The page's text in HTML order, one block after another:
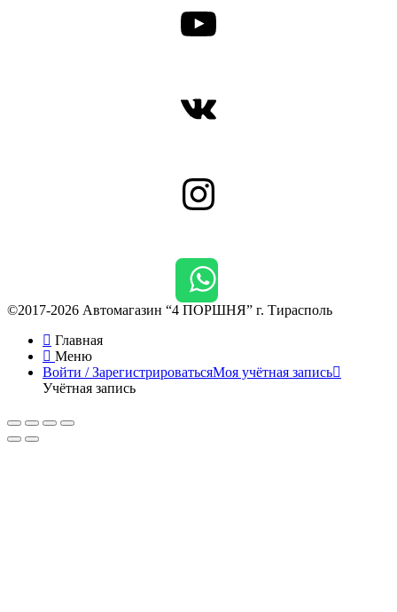
YouTube
ВКонтакте
Instagram
©2017-2026 Автомагазин “4 ПОРШНЯ” г. Тирасполь
Главная
Меню
Войти / ЗарегистрироватьсяМоя учётная запись
Учётная запись